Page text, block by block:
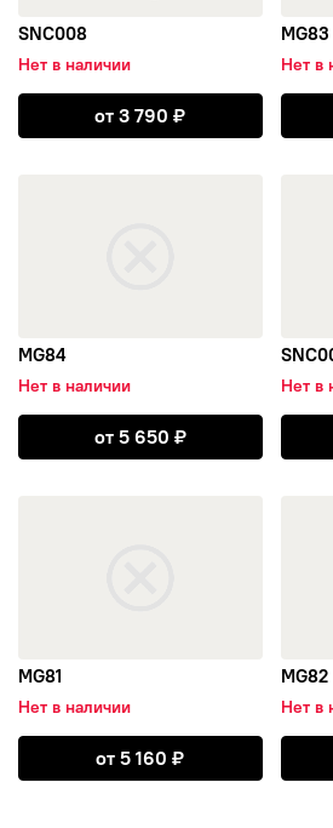
SNC008
от3 790 ₽
Открыть SNC008
Нет в наличии
MG83
Нет в
MG84
от 5 650 ₽
Открыть MG84
Нет в наличии Нет в
MG81
от5 160 ₽
Открыть MG81
Нет в наличии
MG82
Нет в